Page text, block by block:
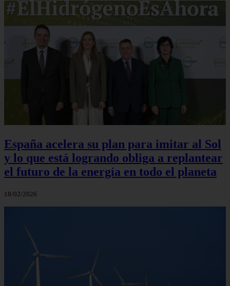
España acelera su plan para imitar al Sol
y lo que está logrando obliga a replantear
el futuro de la energía en todo el planeta
18/02/2026